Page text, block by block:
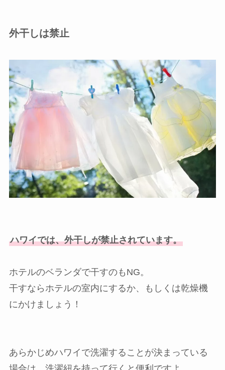
外干しは禁止
ハワイでは、外干しが禁止されています。
ホテルのベランダで干すのもNG。
干すならホテルの室内にするか、もしくは乾燥機
にかけましょう！
あらかじめハワイで洗濯することが決まっている